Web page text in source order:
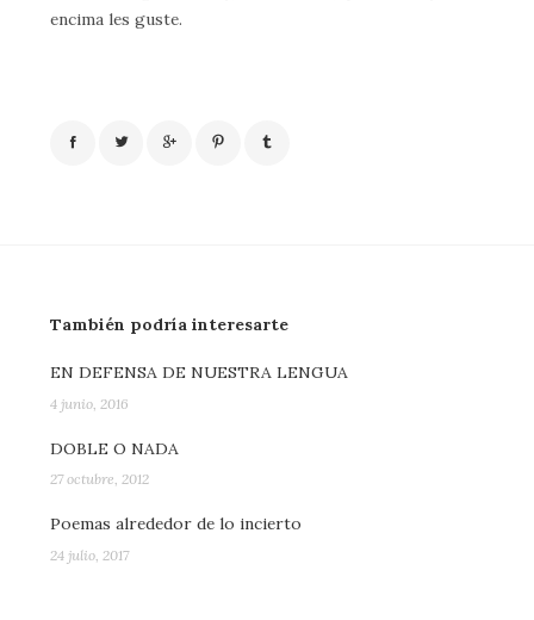
encima les guste.
También podría interesarte
EN DEFENSA DE NUESTRA LENGUA
4 junio, 2016
DOBLE O NADA
27 octubre, 2012
Poemas alrededor de lo incierto
24 julio, 2017